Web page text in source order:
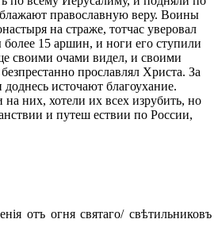
православную веру. Воины
на страже, тотчас уверовал
15 аршин, и ноги его ступили
своими очами видел, и своими
прославлял Христа. За
источают благоухание.
них, хотели их всех изрубить, но
и путеш ествии по России,
отъ огня святаго/ свѣтильниковъ